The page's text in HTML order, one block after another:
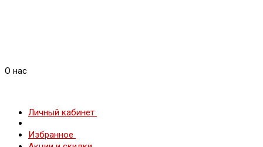
О нас
Личный кабинет
Избранное